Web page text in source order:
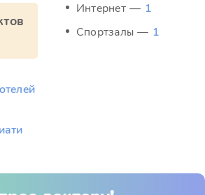
Интернет — 1
Спортзалы — 1